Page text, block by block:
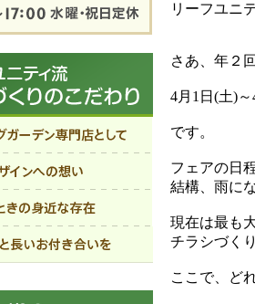
リーフユニ
さあ、年２
4月1日(土)
です。
フェアの日
結構、雨に
現在は最も
チラシづく
ここで、ど